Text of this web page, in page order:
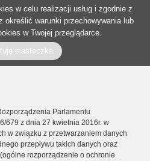
w celu realizacji usług i zgodnie z
określić warunki przechowywania lub
w Twojej przeglądarce.
ciasteczka
Parlamentu
679 z dnia 27 kwietnia 2016r. w
w związku z przetwarzaniem danych
przepływu takich danych oraz
rozporządzenie o ochronie